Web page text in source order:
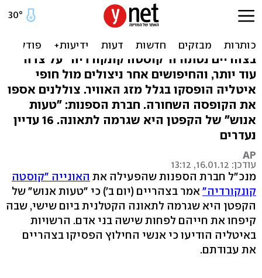
חברת הספנות: הקפטן סטה
מהנתיב ללא רשות
בצהריים נטתה ה"קוסטה קונקורדיה" על צדה
עוד יותר, והחיפושים אחר ניצולים מול חופי
איטליה הופסקו בגלל מזג האוויר. צוללנים אספו
את הקופסה השחורה. חברת הספנות: "טעות
אנוש" של הקפטן היא שגרמה לתאונה. 16 עדיין
נעדרים
AP
עודכן: 16.01.12, 13:12
מנכ"ל חברת הספנות שהפעילה את האונייה "קוסטה
קונקורדיה"אמר בצהריים (יום ב') כי "טעות אנוש" של
הקפטן היא שגרמה לתאונה הקטלנית ביום שישי, שבה
קיפחו את חייהם לפחות שישה בני אדם. הרשויות
באיטליה הודיעו כי אנשי החילוץ הפסיקו בצהריים
את עבודתם.